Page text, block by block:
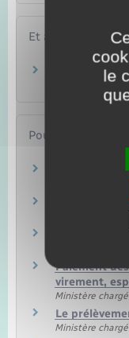
Et aussi
Impôts
Argent –
Pour en savoir plus
Site des
Ministère
Calendrier
Ministère
Brochure
Paiement
virement,
Ministère
Le
Ministère
le